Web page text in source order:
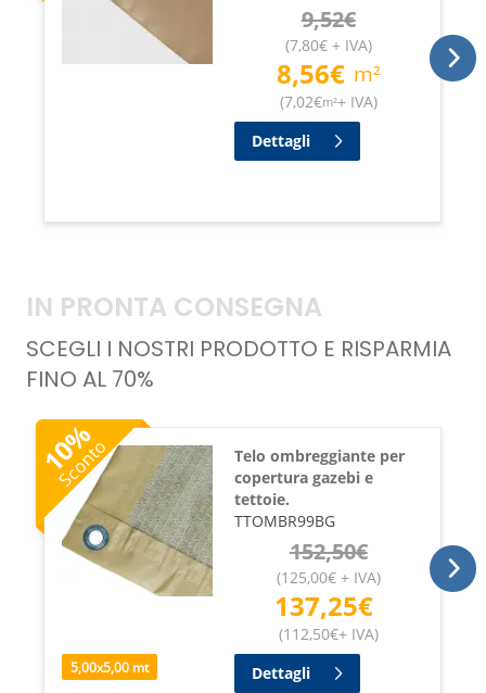
9,52€
(7,80€+ IVA)
8,56€ m²
(7,02€m²+ IVA)
Dettagli
IN PRONTA CONSEGNA
SCEGLI I NOSTRI PRODOTTO E RISPARMIA
FINO AL 70%
10
%
Sconto
5,00x5,00 mt
Telo ombreggiante per
copertura gazebi e
tettoie.
TTOMBR99BG
152,50€
(125,00€+ IVA)
137,25€
(112,50€+ IVA)
Dettagli